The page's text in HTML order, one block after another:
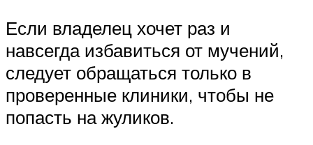
Если владелец хочет раз и
навсегда избавиться от мучений,
следует обращаться только в
проверенные клиники, чтобы не
попасть на жуликов.